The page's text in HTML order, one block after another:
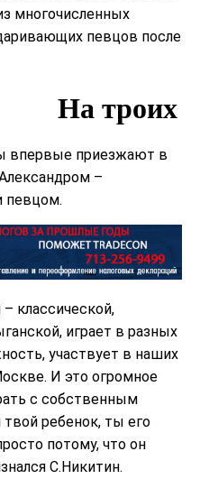
многочисленных
певцов после
На троих
впервые приезжают в
–
певцом.
классической,
играет в разных
участвует в наших
И это огромное
с собственным
ребенок, ты его
потому, что он
С.Никитин.